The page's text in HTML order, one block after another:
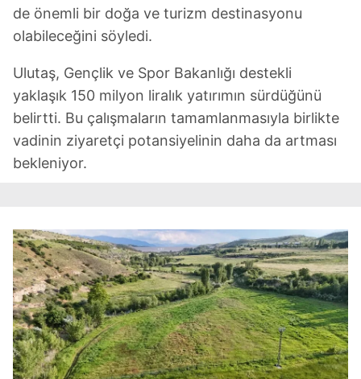
de önemli bir doğa ve turizm destinasyonu
olabileceğini söyledi.
Ulutaş, Gençlik ve Spor Bakanlığı destekli
yaklaşık 150 milyon liralık yatırımın sürdüğünü
belirtti. Bu çalışmaların tamamlanmasıyla birlikte
vadinin ziyaretçi potansiyelinin daha da artması
bekleniyor.